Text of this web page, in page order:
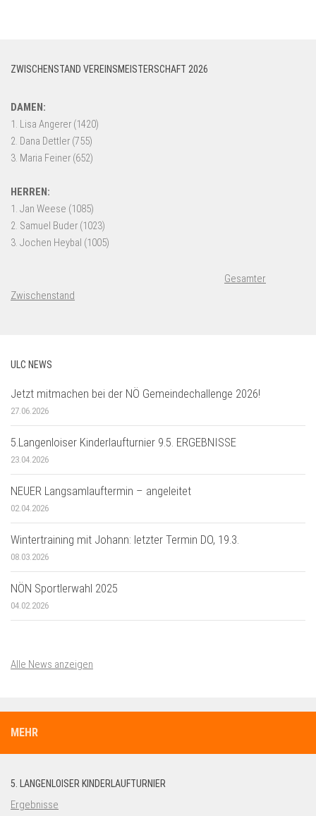
ZWISCHENSTAND VEREINSMEISTERSCHAFT 2026
Gesamter
Zwischenstand
ULC NEWS
Jetzt mitmachen bei der NÖ Gemeindechallenge 2026!
27.06.2026
5.Langenloiser Kinderlaufturnier 9.5. ERGEBNISSE
23.04.2026
NEUER Langsamlauftermin – angeleitet
02.04.2026
Wintertraining mit Johann: letzter Termin DO, 19.3.
08.03.2026
NÖN Sportlerwahl 2025
04.02.2026
Alle News anzeigen
MEHR
5. LANGENLOISER KINDERLAUFTURNIER
Ergebnisse